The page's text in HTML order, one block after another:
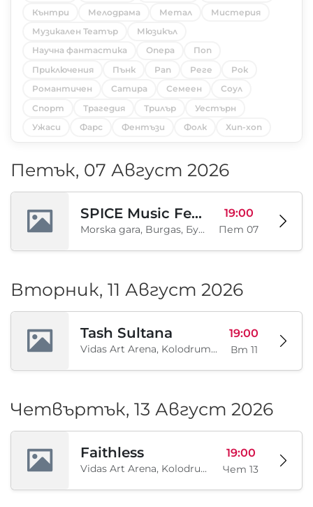
Кънтри
Мелодрама Метал
Мистерия
Музикален Театър
Мюзикъл
Научна фантастика
Опера
Поп
Приключения
Пънк Рап Реге
Рок
Романтичен
Сатира Семеен
Соул
Спорт
Трагедия Трилър
Уестърн
Ужаси
Фарс Фентъзи Фолк Хип-хоп
Петък, 07 Август 2026
SPICE Music Festival 2026
Morska gara, Burgas, Бургас, BG
19:00
Пет 07
Вторник, 11 Август 2026
Tash Sultana
Vidas Art Arena, Kolodrum, Borisova gradina, София, BG
19:00
Вт 11
Четвъртък, 13 Август 2026
Faithless
Vidas Art Arena, Kolodrum, Borisova gradina, София, BG
19:00
Чет 13